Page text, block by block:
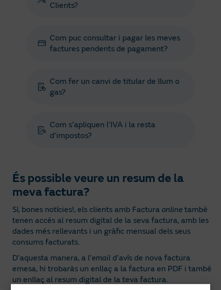
Clients?
Com puc consultar i pagar les meves
factures pendents de pagament?
Com fer un canvi de titular de llum o
gas?
Com s’apliquen l’IVA i la resta
d’impostos?
És possible veure un resum de la
meva factura?
Sí, bones notícies!, els clients amb Factura online també
tenen accés al resum digital de la seva factura, amb les
dades més rellevants i un gràfic mensual dels seus
consums facturats.
D’aquesta manera, a l'email d’avís de nova factura
emesa, hi trobaràs un enllaç a la factura en PDF i també
un enllaç al resum digital de la teva factura.